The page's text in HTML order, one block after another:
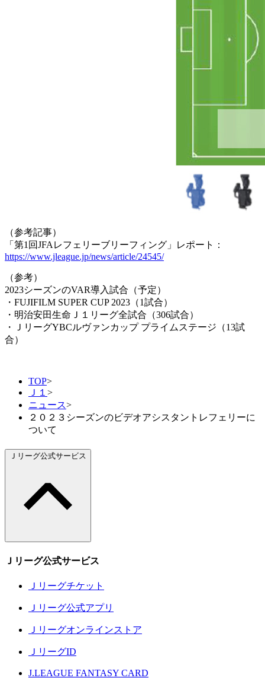
（参考記事）
「第1回JFAレフェリーブリーフィング」レポート：
https://www.jleague.jp/news/article/24545/
（参考）
2023シーズンのVAR導入試合（予定）
・FUJIFILM SUPER CUP 2023（1試合）
・明治安田生命Ｊ１リーグ全試合（306試合）
・ＪリーグYBCルヴァンカップ プライムステージ（13試
合）
TOP>
Ｊ１ >
ニュース>
２０２３シーズンのビデオアシスタントレフェリーに
ついて
Ｊリーグ公式サービス
Ｊリーグ公式サービス
Ｊリーグチケット
Ｊリーグ公式アプリ
Ｊリーグオンラインストア
ＪリーグID
J.LEAGUE FANTASY CARD